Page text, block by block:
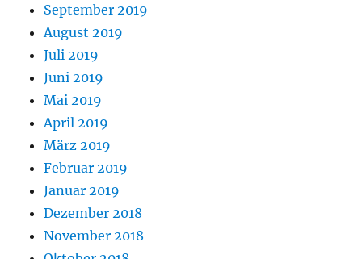
September 2019
August 2019
Juli 2019
Juni 2019
Mai 2019
April 2019
März 2019
Februar 2019
Januar 2019
Dezember 2018
November 2018